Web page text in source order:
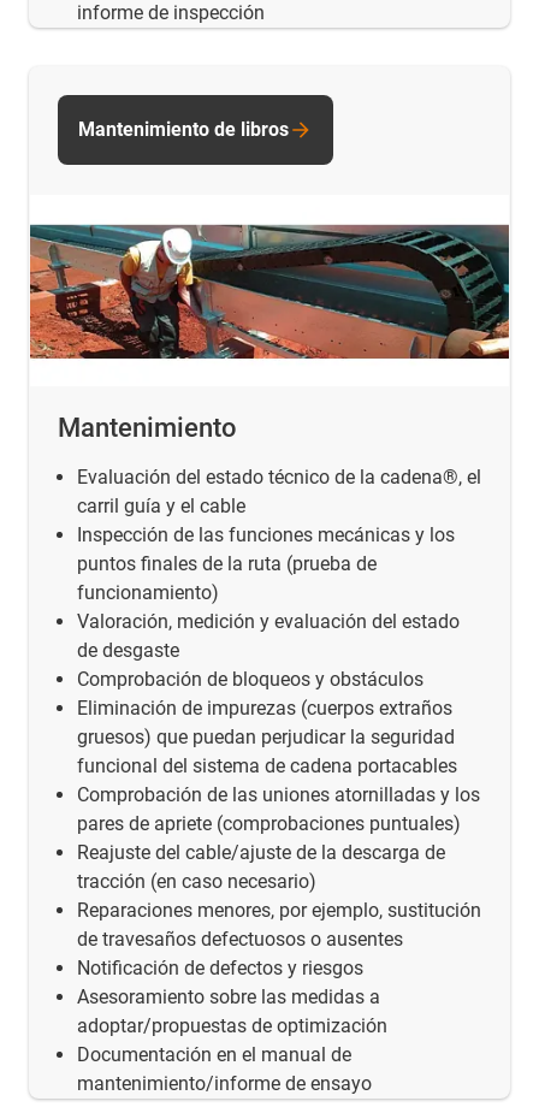
informe de inspección
Mantenimiento
Evaluación del estado técnico de la cadena®, el
carril guía y el cable
Inspección de las funciones mecánicas y los
puntos finales de la ruta (prueba de
funcionamiento)
Valoración, medición y evaluación del estado
de desgaste
Comprobación de bloqueos y obstáculos
Eliminación de impurezas (cuerpos extraños
gruesos) que puedan perjudicar la seguridad
funcional del sistema de cadena portacables
Comprobación de las uniones atornilladas y los
pares de apriete (comprobaciones puntuales)
Reajuste del cable/ajuste de la descarga de
tracción (en caso necesario)
Reparaciones menores, por ejemplo, sustitución
de travesaños defectuosos o ausentes
Notificación de defectos y riesgos
Asesoramiento sobre las medidas a
adoptar/propuestas de optimización
Documentación en el manual de
mantenimiento/informe de ensayo
Mantenimiento de libros